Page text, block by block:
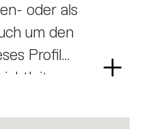
oder als
um den
Profil
andere
Read